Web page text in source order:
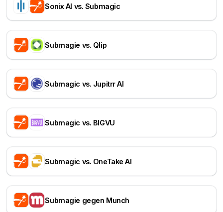
Sonix AI vs. Submagic
Submagie vs. Qlip
Submagic vs. Jupitrr AI
Submagic vs. BIGVU
Submagic vs. OneTake AI
Submagie gegen Munch